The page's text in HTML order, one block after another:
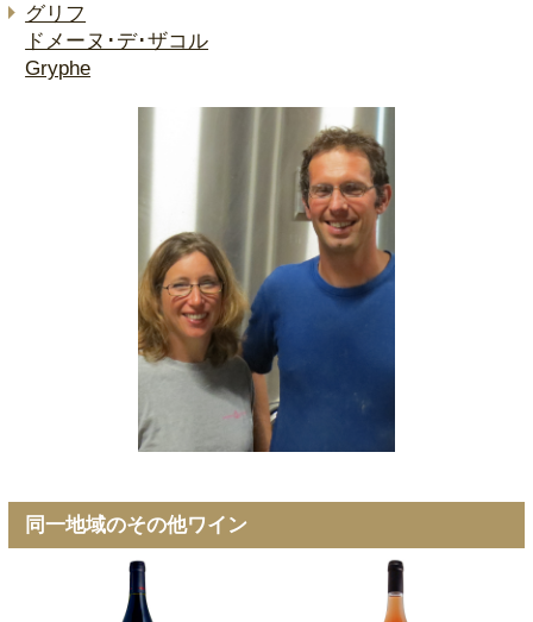
グリフ
ドメーヌ･デ･ザコル
Gryphe
同一地域のその他ワイン